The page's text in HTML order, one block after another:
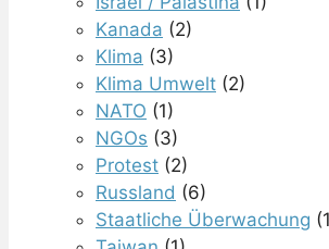
Kanada (2)
Klima (3)
Klima Umwelt (2)
NATO (1)
NGOs (3)
Protest (2)
Russland (6)
Staatliche Überwachung